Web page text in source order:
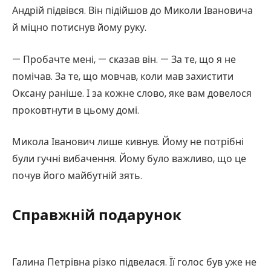
Андрій підвівся. Він підійшов до Миколи Івановича
й міцно потиснув йому руку.
— Пробачте мені, — сказав він. — За те, що я не
помічав. За те, що мовчав, коли мав захистити
Оксану раніше. І за кожне слово, яке вам довелося
проковтнути в цьому домі.
Микола Іванович лише кивнув. Йому не потрібні
були гучні вибачення. Йому було важливо, що це
почув його майбутній зять.
Справжній подарунок
Галина Петрівна різко підвелася. Її голос був уже не